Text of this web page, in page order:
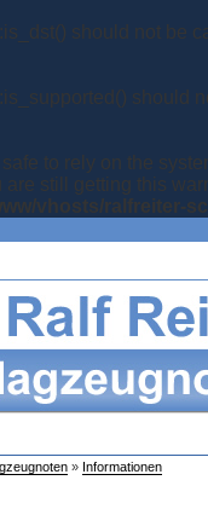
should not be
should
to rely on the
are still getting this
vhosts/ralfreiter-
» Informationen